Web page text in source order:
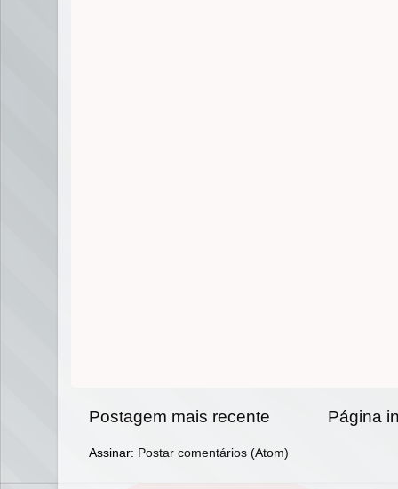
Postagem mais recente Página
Assinar: Postar comentários (Atom)